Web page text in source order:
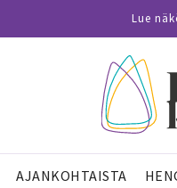
Lue
AJANKOHTAISTA